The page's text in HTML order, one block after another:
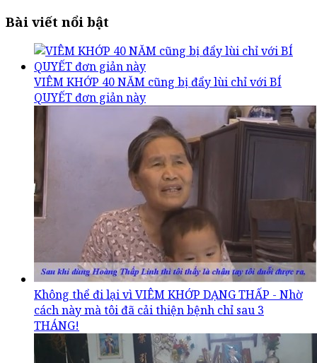
Bài viết nổi bật
VIÊM KHỚP 40 NĂM cũng bị đẩy lùi chỉ với BÍ
QUYẾT đơn giản này
Không thể đi lại vì VIÊM KHỚP DẠNG THẤP - Nhờ
cách này mà tôi đã cải thiện bệnh chỉ sau 3
THÁNG!